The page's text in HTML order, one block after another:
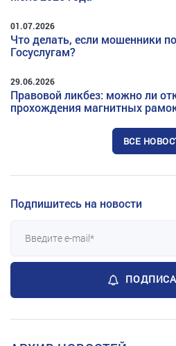
01.07.2026
Что делать, если мошенники
Госуслугам?
29.06.2026
Правовой ликбез: можно ли
прохождения магнитных
ВСЕ
Подпишитесь на новости